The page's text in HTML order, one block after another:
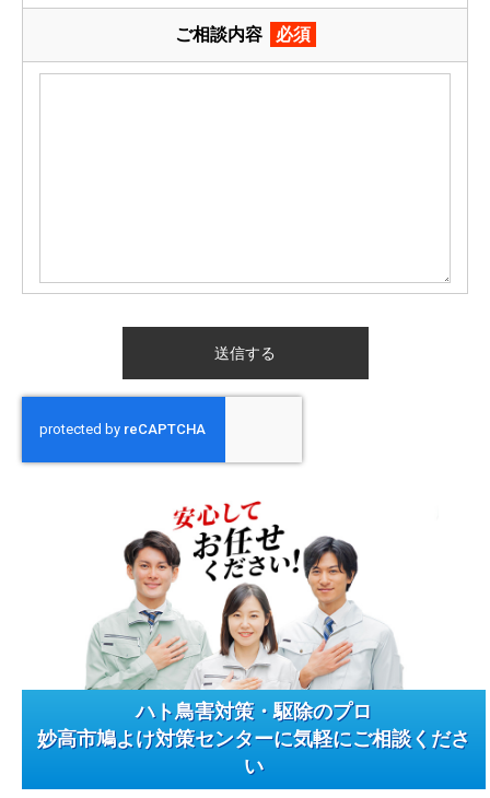
ご相談内容 必須
ハト鳥害対策・駆除のプロ
妙高市鳩よけ対策センターに気軽にご相談くださ
い